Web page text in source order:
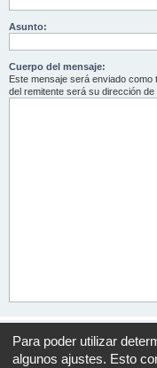
Asunto:
Cuerpo del mensaje:
Este mensaje será enviado
del remitente será su dirección de
Para poder utilizar
algunos ajustes. Esto